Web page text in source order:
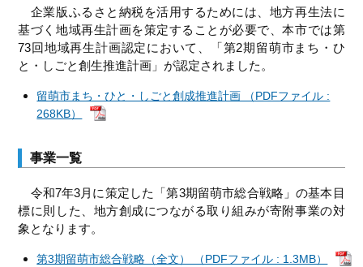
企業版ふるさと納税を活用するためには、地方再生法に
基づく地域再生計画を策定することが必要で、本市では第
73回地域再生計画認定において、「第2期留萌市まち・ひ
と・しごと創生推進計画」が認定されました。
留萌市まち・ひと・しごと創成推進計画 （PDFファイル :
268KB）
事業一覧
令和7年3月に策定した「第3期留萌市総合戦略」の基本目
標に則した、地方創成につながる取り組みが寄附事業の対
象となります。
第3期留萌市総合戦略（全文） （PDFファイル : 1.3MB）